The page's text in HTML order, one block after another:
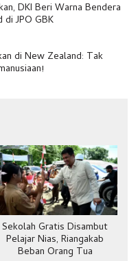
DKI Beri Warna Bendera
JPO GBK
di New Zealand: Tak
Sekolah Gratis Disambut
Pelajar Nias, Riangakab
Beban Orang Tua